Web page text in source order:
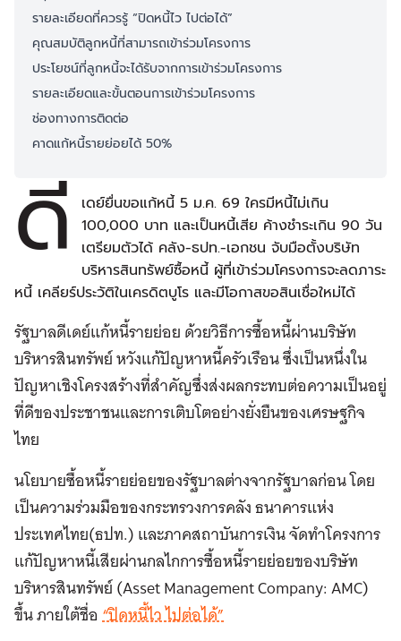
รายละเอียดที่ควรรู้ “ปิดหนี้ไว ไปต่อได้”
คุณสมบัติลูกหนี้ที่สามารถเข้าร่วมโครงการ
ประโยชน์ที่ลูกหนี้จะได้รับจากการเข้าร่วมโครงการ
รายละเอียดและขั้นตอนการเข้าร่วมโครงการ
ช่องทางการติดต่อ
คาดแก้หนี้รายย่อยได้ 50%
ดี
เดย์ยื่นขอแก้หนี้ 5 ม.ค. 69 ใครมีหนี้ไม่เกิน
100,000 บาท และเป็นหนี้เสีย ค้างชำระเกิน 90 วัน
เตรียมตัวได้ คลัง-ธปท.-เอกชน จับมือตั้งบริษัท
บริหารสินทรัพย์ซื้อหนี้ ผู้ที่เข้าร่วมโครงการจะลดภาระ
หนี้ เคลียร์ประวัติในเครดิตบูโร และมีโอกาสขอสินเชื่อใหม่ได้
รัฐบาลดีเดย์แก้หนี้รายย่อย ด้วยวิธีการซื้อหนี้ผ่านบริษัท
บริหารสินทรัพย์ หวังแก้ปัญหาหนี้ครัวเรือน ซึ่งเป็นหนึ่งใน
ปัญหาเชิงโครงสร้างที่สำคัญซึ่งส่งผลกระทบต่อความเป็นอยู่
ที่ดีของประชาชนและการเติบโตอย่างยั่งยืนของเศรษฐกิจ
ไทย
นโยบายซื้อหนี้รายย่อยของรัฐบาลต่างจากรัฐบาลก่อน โดย
เป็นความร่วมมือของกระทรวงการคลัง ธนาคารแห่ง
ประเทศไทย(ธปท.) และภาคสถาบันการเงิน จัดทำโครงการ
แก้ปัญหาหนี้เสียผ่านกลไกการซื้อหนี้รายย่อยของบริษัท
บริหารสินทรัพย์ (Asset Management Company: AMC)
ขึ้น ภายใต้ชื่อ“ปิดหนี้ไว ไปต่อได้”